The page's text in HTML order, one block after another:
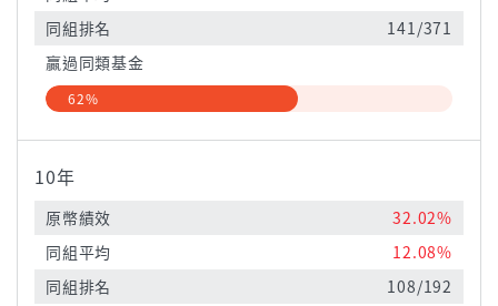
同組排名
141/371
贏過同類基金
62%
10年
原幣績效
32.02%
同組平均
12.08%
同組排名
108/192